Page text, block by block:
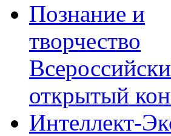
Познание и
творчество
открытый
Интеллект-